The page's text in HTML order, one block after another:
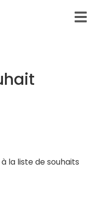
la liste de souhaits